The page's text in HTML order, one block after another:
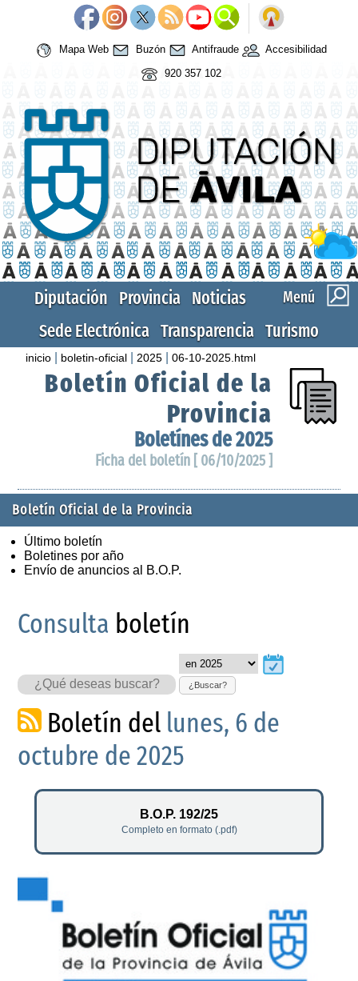
Mapa Web Buzón Antifraude
Accesibilidad
920 357 102
Menú
Diputación Provincia Noticias
Sede Electrónica Transparencia Turismo
inicio boletin-oficial 2025 |06-10-2025.html
Boletín Oficial de la
Provincia
Boletínes de 2025
Ficha del boletín [ 06/10/2025 ]
Boletín Oficial de la Provincia
Último boletín
Boletines por año
Envío de anuncios al B.O.P.
Consulta boletín
¿Buscar?
Boletín del lunes, 6 de
octubre de 2025
B.O.P. 192/25
Completo en formato (.pdf)